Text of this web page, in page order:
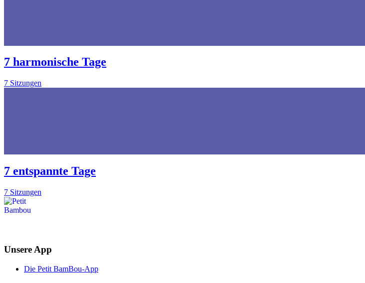
7 harmonische Tage
7 Sitzungen
7 entspannte Tage
7 Sitzungen
Unsere App
Die Petit BamBou-App